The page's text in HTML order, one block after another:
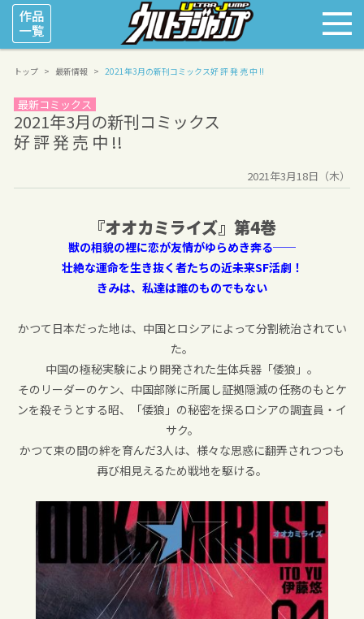
トップ 最新情報 2021年3月の新刊コミックス好 評 発 売 中 !!
最新コミックス
2021年3月の新刊コミックス
好 評 発 売 中 !!
2021年3月18日（木）
『オオカミライズ』第4巻
獣の相貌の裡に恋が友情がゆらめき奔る──
壮絶な運命を生き抜く者たちの近未来SF活劇！
きみは、私達は誰のものでもない
かつて日本だった地は、中国とロシアによって分割統治されてい
た。
中国の極秘実験により開発された生体兵器「倭狼」。
そのリーダーのケン、中国部隊に所属し証拠隠滅の任務のもとケ
ンを殺そうとする昭、「倭狼」の秘密を探るロシアの調査員・イ
サク。
かつて束の間の絆を育んだ3人は、様々な思惑に翻弄されつつも
再び相見えるため戦地を駆ける。